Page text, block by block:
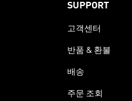
SUPPORT
고객센터
반품 & 환불
배송
주문 조회